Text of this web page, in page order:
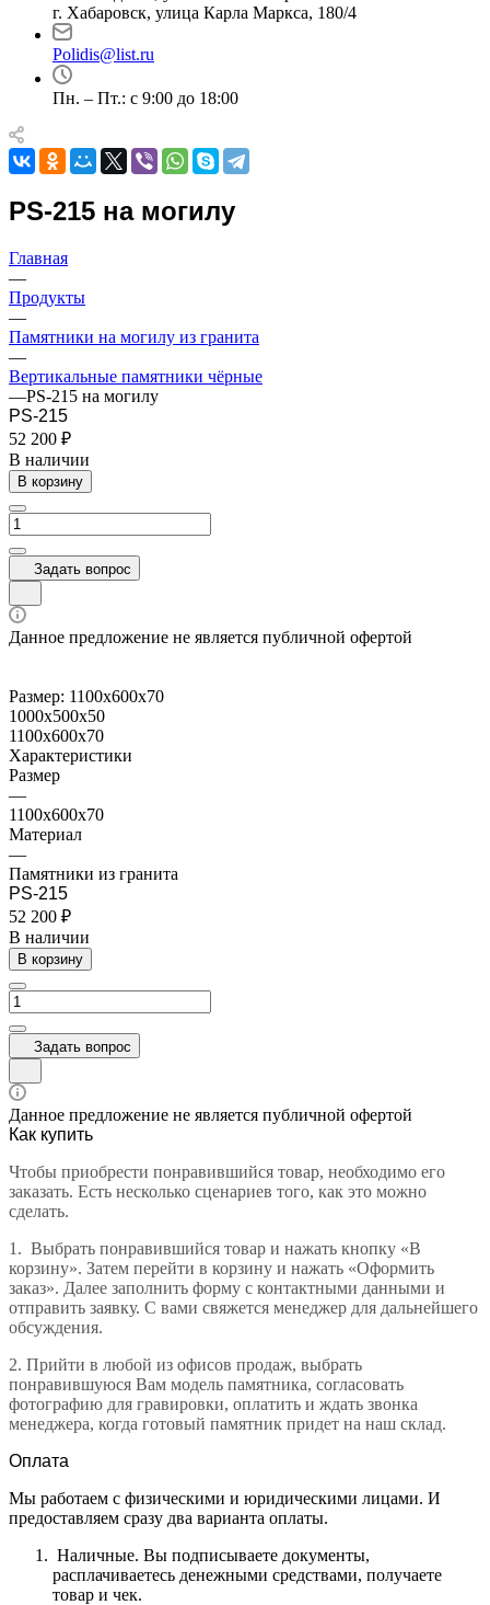
г. Хабаровск, улица Карла Маркса, 180/4
Polidis@list.ru
Пн. – Пт.: с 9:00 до 18:00
PS-215 на могилу
Главная
—
Продукты
—
Памятники на могилу из гранита
—
Вертикальные памятники чёрные
—PS-215 на могилу
PS-215
52 200 ₽
В наличии
В корзину
Задать вопрос
Данное предложение не является публичной офертой
Размер: 1100x600x70
1000x500x50
1100x600x70
Характеристики
Размер
—
1100x600x70
Материал
—
Памятники из гранита
PS-215
52 200 ₽
В наличии
В корзину
Задать вопрос
Данное предложение не является публичной офертой
Как купить
Чтобы приобрести понравившийся товар, необходимо его
заказать. Есть несколько сценариев того, как это можно
сделать.
1. Выбрать понравившийся товар и нажать кнопку «В
корзину». Затем перейти в корзину и нажать «Оформить
заказ». Далее заполнить форму с контактными данными и
отправить заявку. С вами свяжется менеджер для дальнейшего
обсуждения.
2. Прийти в любой из офисов продаж, выбрать
понравившуюся Вам модель памятника, согласовать
фотографию для гравировки, оплатить и ждать звонка
менеджера, когда готовый памятник придет на наш склад.
Оплата
Мы работаем с физическими и юридическими лицами. И
предоставляем сразу два варианта оплаты.
Наличные. Вы подписываете документы,
расплачиваетесь денежными средствами, получаете
товар и чек.